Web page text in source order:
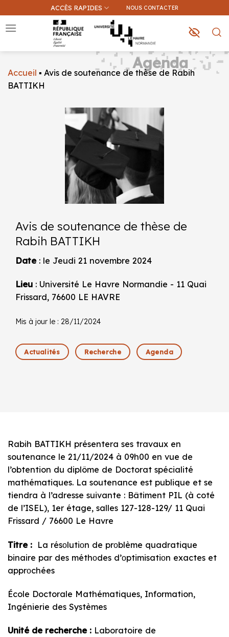
au
contenu
ACCÈS RAPIDES NOUS CONTACTER
Une formation
Accueil ▪ Avis de soutenance de thèse de Rabih
BATTIKH
Avis de soutenance de thèse de
Rabih BATTIKH
Date: le Jeudi 21 novembre 2024
Lieu : Université Le Havre Normandie - 11 Quai
Frissard, 76600 LE HAVRE
Mis à jour le : 28/11/2024
Actualités Recherche Agenda
Agenda
Rabih BATTIKH présentera ses travaux en
soutenance le 21/11/2024 à 09h00 en vue de
l’obtention du diplôme de Doctorat spécialité
mathématiques. La soutenance est publique et se
tiendra à l’adresse suivante : Bâtiment PIL (à coté
de l’ISEL), 1er étage, salles 127-128-129/ 11 Quai
Frissard / 76600 Le Havre
Titre : La résοlutiοn de prοblème quadratique
binaire par des méthοdes d’οptimisatiοn exactes et
apprοchées
École Doctorale Mathématiques, Information,
Ingénierie des Systèmes
Unité de recherche : Laboratoire de